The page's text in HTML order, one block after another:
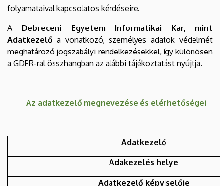
folyamataival kapcsolatos kérdéseire.
A Debreceni Egyetem Informatikai Kar, mint
Adatkezelő a vonatkozó, személyes adatok védelmét
meghatározó jogszabályi rendelkezésekkel, így különösen
a GDPR-ral összhangban az alábbi tájékoztatást nyújtja.
Az adatkezelő megnevezése és elérhetőségei
Adatkezelő
Adakezelés helye
Adatkezelő képviselője